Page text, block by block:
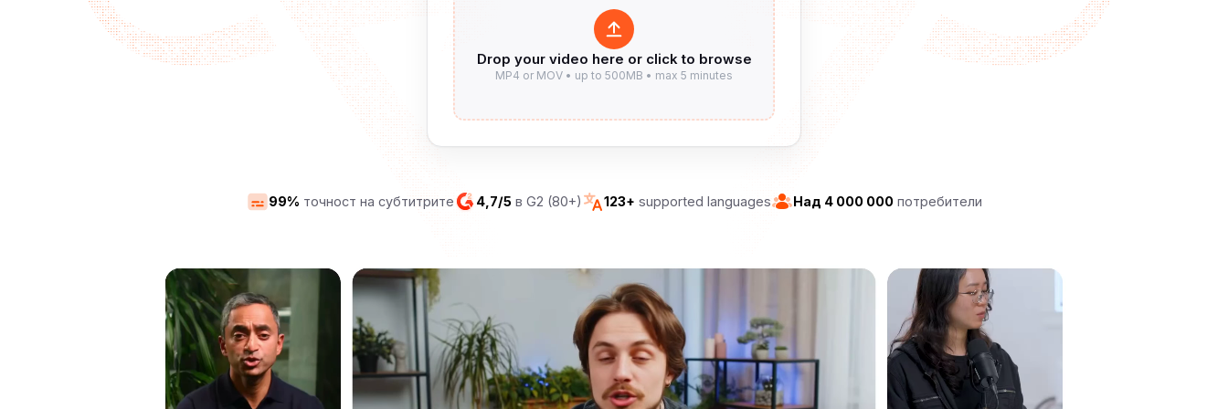
99% точност на субтитрите 4,7/5в G2 (80+) 123+ supported languages Над 4 000 000потребители